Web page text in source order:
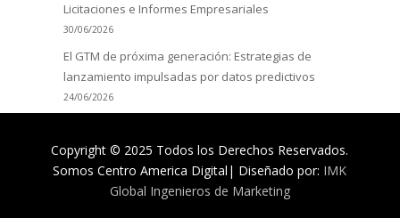
Licitaciones e Informes Empresariales
30/06/2026
El GTM de próxima generación: Estrategias de
lanzamiento impulsadas por datos predictivos
24/06/2026
Copyright © 2025 Todos los Derechos Reservados.
Somos Centro America Digital| Diseñado por: IMK
Global Ingenieros de Marketing